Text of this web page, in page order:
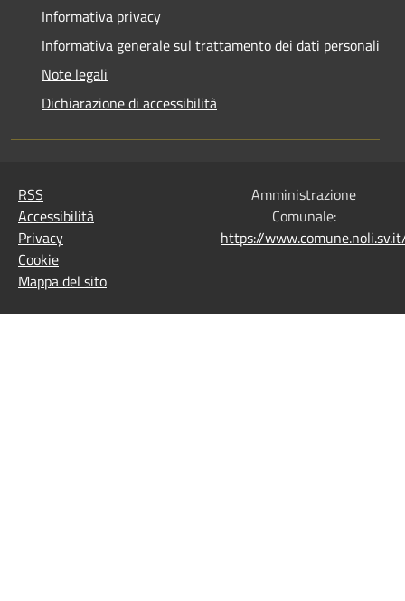
Informativa privacy
Informativa generale sul trattamento dei dati personali
Note legali
Dichiarazione di accessibilità
RSS
Accessibilità
Privacy
Cookie
Mappa del sito
Amministrazione
Comunale:
https://